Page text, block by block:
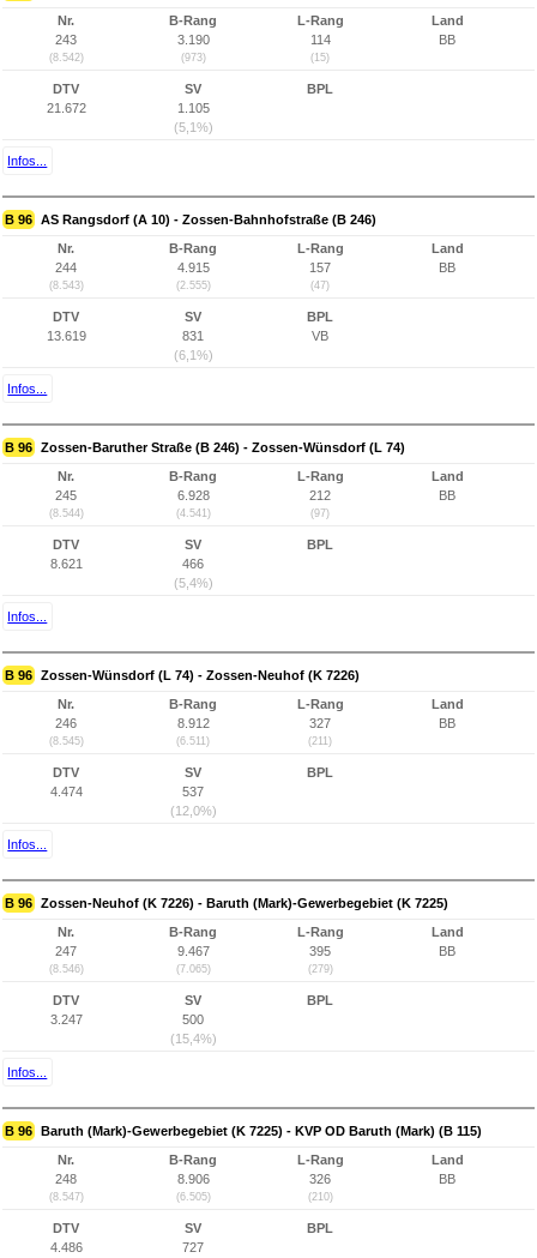
Nr.
243
(8.542)
B-Rang
3.190
(973)
L-Rang
114
(15)
Land
BB
DTV
21.672
SV
1.105
(5,1%)
BPL
Infos...
B 96 AS Rangsdorf (A 10) - Zossen-Bahnhofstraße (B 246)
Nr.
244
(8.543)
B-Rang
4.915
(2.555)
L-Rang
157
(47)
Land
BB
DTV
13.619
SV
831
(6,1%)
BPL
VB
Infos...
B 96 Zossen-Baruther Straße (B 246) - Zossen-Wünsdorf (L 74)
Nr.
245
(8.544)
B-Rang
6.928
(4.541)
L-Rang
212
(97)
Land
BB
DTV
8.621
SV
466
(5,4%)
BPL
Infos...
B 96 Zossen-Wünsdorf (L 74) - Zossen-Neuhof (K 7226)
Nr.
246
(8.545)
B-Rang
8.912
(6.511)
L-Rang
327
(211)
Land
BB
DTV
4.474
SV
537
(12,0%)
BPL
Infos...
B 96 Zossen-Neuhof (K 7226) - Baruth (Mark)-Gewerbegebiet (K 7225)
Nr.
247
(8.546)
B-Rang
9.467
(7.065)
L-Rang
395
(279)
Land
BB
DTV
3.247
SV
500
(15,4%)
BPL
Infos...
B 96 Baruth (Mark)-Gewerbegebiet (K 7225) - KVP OD Baruth (Mark) (B 115)
Nr.
248
(8.547)
B-Rang
8.906
(6.505)
L-Rang
326
(210)
Land
BB
DTV
4.486
SV
727
BPL